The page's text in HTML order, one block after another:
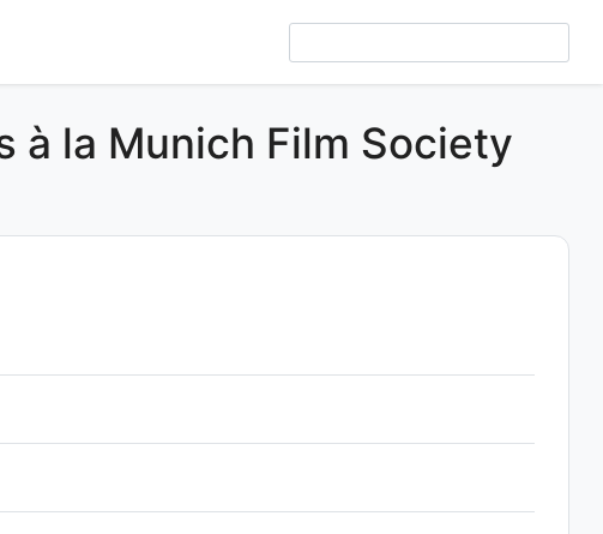
à la Munich Film Society